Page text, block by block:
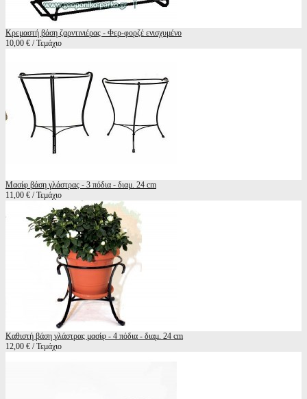
Κρεμαστή βάση ζαρντινιέρας - Φερ-φορζέ ενισχυμένο
10,00 € / Τεμάχιο
Μασίφ βάση γλάστρας - 3 πόδια - διαμ. 24 cm
11,00 € / Τεμάχιο
Καθιστή βάση γλάστρας μασίφ - 4 πόδια - διαμ. 24 cm
12,00 € / Τεμάχιο